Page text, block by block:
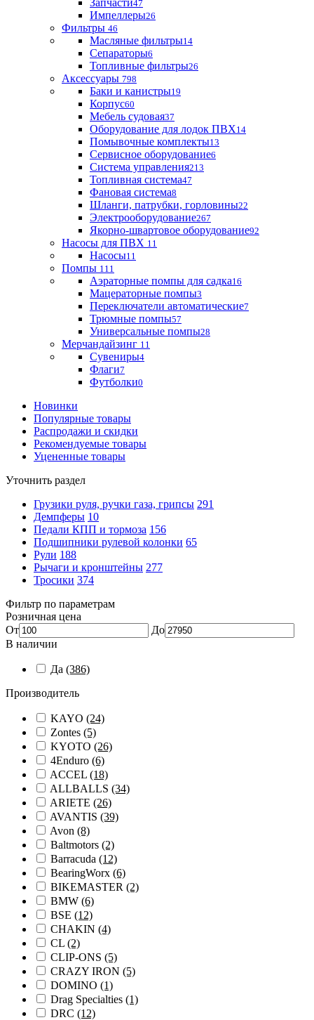
Запчасти47
Импеллеры26
Фильтры 46
Масляные фильтры14
Сепараторы6
Топливные фильтры26
Аксессуары 798
Баки и канистры19
Корпус60
Мебель судовая37
Оборудование для лодок ПВХ14
Помывочные комплекты13
Сервисное оборудование6
Система управления213
Топливная система47
Фановая система8
Шланги, патрубки, горловины22
Электрооборудование267
Якорно-швартовое оборудование92
Насосы для ПВХ 11
Насосы11
Помпы 111
Аэраторные помпы для садка16
Мацераторные помпы3
Переключатели автоматические7
Трюмные помпы57
Универсальные помпы28
Мерчандайзинг 11
Сувениры4
Флаги7
Футболки0
Новинки
Популярные товары
Распродажи и скидки
Рекомендуемые товары
Уцененные товары
Уточнить раздел
Грузики руля, ручки газа, грипсы 291
Демпферы 10
Педали КПП и тормоза 156
Подшипники рулевой колонки 65
Рули 188
Рычаги и кронштейны 277
Тросики 374
Фильтр по параметрам
Розничная цена
От
До
В наличии
Да (386)
Производитель
KAYO (24)
Zontes (5)
KYOTO (26)
4Enduro (6)
ACCEL (18)
ALLBALLS (34)
ARIETE (26)
AVANTIS (39)
Avon (8)
Baltmotors (2)
Barracuda (12)
BearingWorx (6)
BIKEMASTER (2)
BMW (6)
BSE (12)
CHAKIN (4)
CL (2)
CLIP-ONS (5)
CRAZY IRON (5)
DOMINO (1)
Drag Specialties (1)
DRC (12)